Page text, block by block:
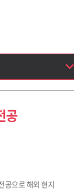
전공
공
공으로 해외 현지